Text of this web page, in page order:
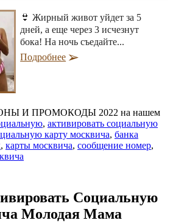
👙 Жирный живот уйдет за 5
дней, а еще через 3 исчезнут
бока! На ночь съедайте...
Подробнее
И ПРОМОКОДЫ 2022 на нашем
, активировать социальную
карту москвича, банка
, карты москвича, сообщение номер,
Социальную
Молодая Мама